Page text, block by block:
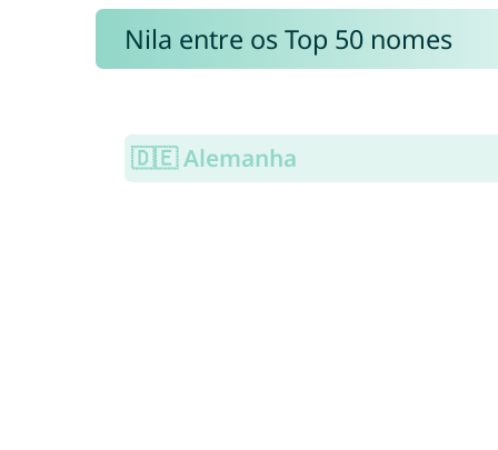
Nila entre os Top 50 nomes
🇩🇪 Alemanha